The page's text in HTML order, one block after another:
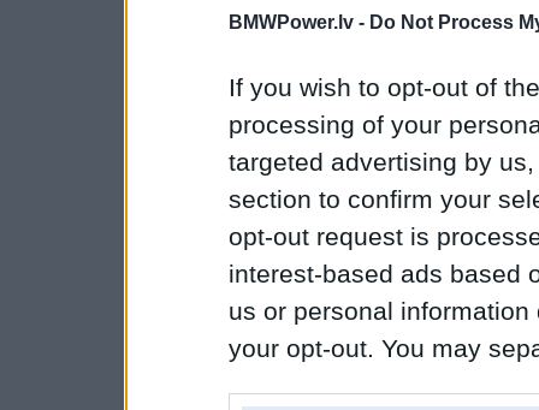
BMWPower.lv - Do Not Process
If you wish to opt-out of
processing of your
targeted advertising by
section to confirm your
opt-out request is
interest-based ads based
us or personal
your opt-out. You may